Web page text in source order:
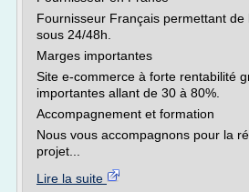
Fournisseur Français permettant
sous 24/48h.
Marges importantes
Site e-commerce à forte rentabilité
importantes allant de 30 à 80%.
Accompagnement et formation
Nous vous accompagnons pour la
projet...
Lire la suite